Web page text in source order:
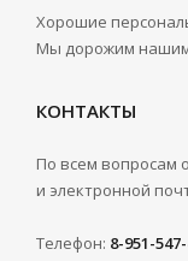
Хорошие
Мы дорожим
КОНТАКТЫ
По всем вопросам
и электронной
Телефон: 8-951-